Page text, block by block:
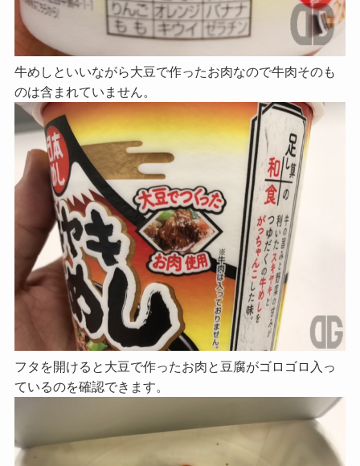
牛めしといいながら大豆で作ったお肉なので牛肉そのも
のは含まれていません。
フタを開けると大豆で作ったお肉と豆腐がゴロゴロ入っ
ているのを確認できます。